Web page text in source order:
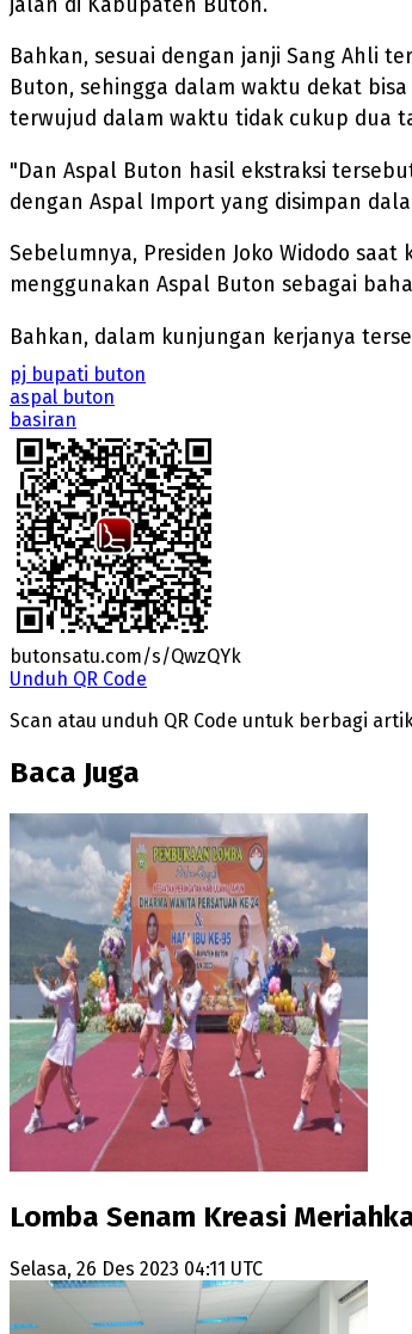
Bahkan, sesuai dengan janji Sang Ahli
Buton, sehingga dalam waktu dekat
terwujud dalam waktu tidak cukup dua
"Dan Aspal Buton hasil ekstraksi
dengan Aspal Import yang disimpan
Sebelumnya, Presiden Joko Widodo
menggunakan Aspal Buton sebagai
Bahkan, dalam kunjungan kerjanya
pj bupati buton
aspal buton
basiran
butonsatu.com/s/QwzQYk
Unduh QR Code
Scan atau unduh QR Code untuk berbagi
Baca Juga
Lomba Senam Kreasi
Selasa, 26 Des 2023 04:11 UTC